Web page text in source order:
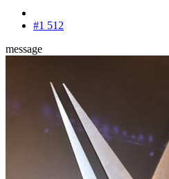
#1 512
message